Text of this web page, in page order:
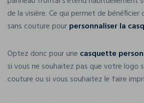
de la visière. Ce qui permet de
sans couture pourpersonnaliser la
Optez donc pour une casquette
si vous ne souhaitez pas que votre logo
couture ou si vous souhaitez le faire